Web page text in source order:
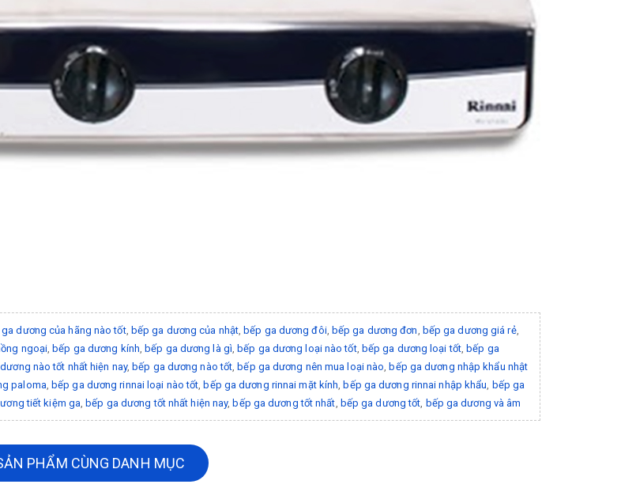
ga dương của hãng nào tốt, bếp ga dương của nhật, bếp ga dương đôi, bếp ga dương đơn bếp ga dương giá rẻ,
ngoại bếp ga dương kính bếp ga dương là gì bếp ga dương loại nào tốt, bếp ga dương loại tốt, bếp ga
nào tốt nhất hiện nay, bếp ga dương nào tốt bếp ga dương nên mua loại nào bếp ga dương nhập khẩu nhật
paloma bếp ga dương rinnai loại nào tốt bếp ga dương rinnai mặt kính bếp ga dương rinnai nhập khẩu
bếp ga
tiết kiệm ga bếp ga dương tốt nhất hiện nay, bếp ga dương tốt nhất bếp ga dương tốt bếp ga dương và âm
PHẨM CÙNG DANH MỤC